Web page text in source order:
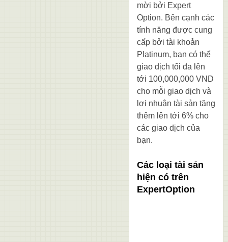
mời bởi Expert
Option. Bên cạnh các
tính năng được cung
cấp bởi tài khoản
Platinum, bạn có thể
giao dịch tối đa lên
tới 100,000,000 VND
cho mỗi giao dịch và
lợi nhuận tài sản tăng
thêm lên tới 6% cho
các giao dịch của
bạn.
Các loại tài sản
hiện có trên
ExpertOption